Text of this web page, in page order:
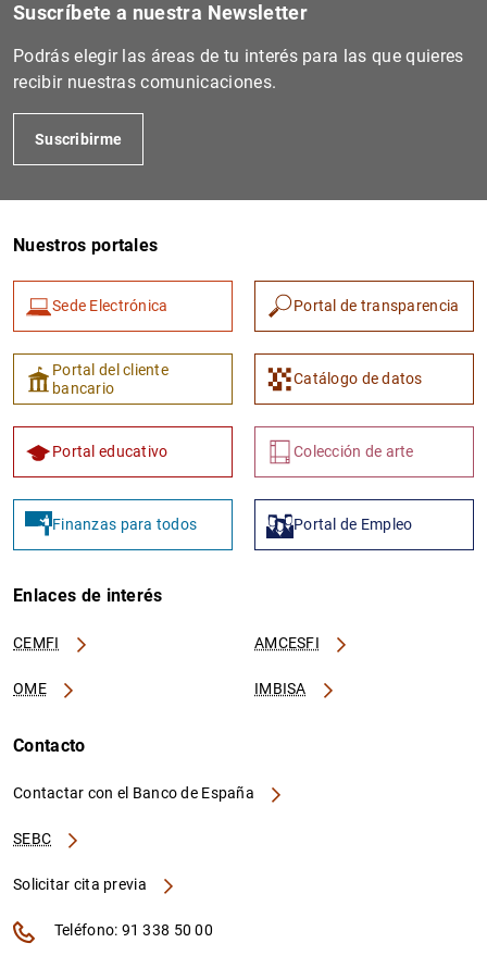
Suscríbete a nuestra Newsletter
Podrás elegir las áreas de tu interés para las que quieres
recibir nuestras comunicaciones.
Suscribirme
Nuestros portales
Sede Electrónica Portal de transparencia
Portal del cliente
bancario
Catálogo de datos
Portal educativo Colección de arte
Finanzas para todos Portal de Empleo
Enlaces de interés
CEMFI AMCESFI
OME IMBISA
Contacto
Contactar con el Banco de España
SEBC
Solicitar cita previa
Teléfono: 91 338 50 00